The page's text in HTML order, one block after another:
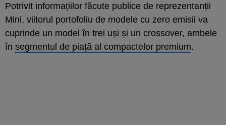
Potrivit informațiilor făcute publice de reprezentanții
Mini, viitorul portofoliu de modele cu zero emisii va
cuprinde un model în trei uși și un crossover, ambele
în segmentul de piață al compactelor premium.